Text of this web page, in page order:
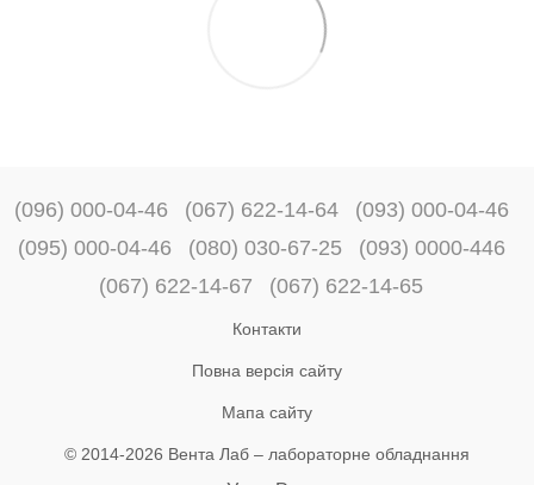
(096) 000-04-46 (067) 622-14-64
(093) 000-04-46
(095) 000-04-46
(080) 030-67-25
(093) 0000-446
(067) 622-14-67
(067) 622-14-65
Контакти
Повна версія сайту
Мапа сайту
© 2014-2026 Вента Лаб – лабораторне обладнання